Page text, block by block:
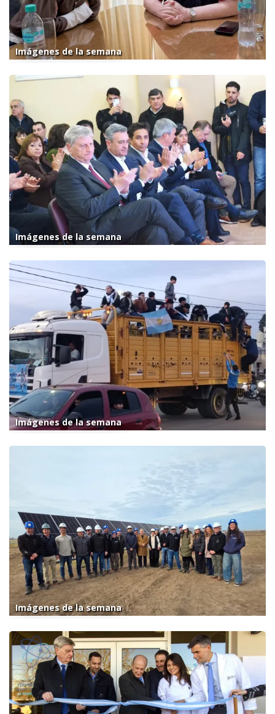
Imágenes de la semana
Imágenes de la semana
Imágenes de la semana
Imágenes de la semana